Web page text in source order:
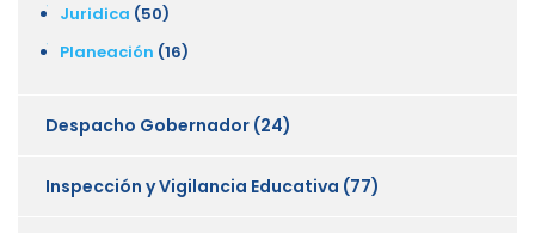
Juridica (50)
Planeación (16)
Despacho Gobernador (24)
Inspección y Vigilancia Educativa (77)